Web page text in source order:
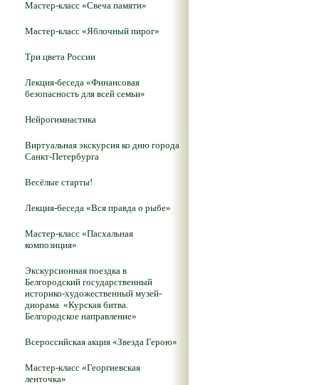
Мастер-класс «Свеча памяти»
Мастер-класс «Яблочный пирог»
Три цвета России
Лекция-беседа «Финансовая
безопасность для всей семьи»
Нейрогимнастика
Виртуальная экскурсия ко дню города
Санкт-Петербурга
Весёлые старты!
Лекция-беседа «Вся правда о рыбе»
Мастер-класс «Пасхальная
композиция»
Экскурсионная поездка в
Белгородский государственный
историко-художественный музей-
диорама «Курская битва.
Белгородское направление»
Всероссийская акция «Звезда Герою»
Мастер-класс «Георгиевская
ленточка»